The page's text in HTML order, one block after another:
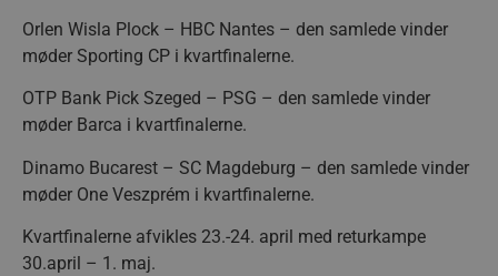
Orlen Wisla Plock – HBC Nantes – den samlede vinder
møder Sporting CP i kvartfinalerne.
OTP Bank Pick Szeged – PSG – den samlede vinder
møder Barca i kvartfinalerne.
Dinamo Bucarest – SC Magdeburg – den samlede vinder
møder One Veszprém i kvartfinalerne.
Kvartfinalerne afvikles 23.-24. april med returkampe
30.april – 1. maj.